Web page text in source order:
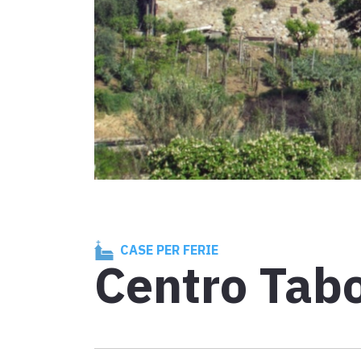
Tappa 30:
D'INTERESSE TURISTICO
Attrazioni
D'INTERESSE RELIGIOSO
Comunità d'incontro interculturale
CASE PER FERIE
Centro